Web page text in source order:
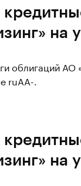
на
облигаций АО
ruАA-.
на